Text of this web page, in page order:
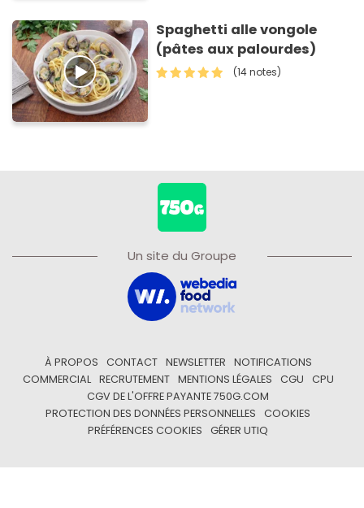
Spaghetti alle vongole
(pâtes aux palourdes)
(14 notes)
Un site du Groupe
À PROPOS CONTACT NEWSLETTER
NOTIFICATIONS
COMMERCIAL
RECRUTEMENT MENTIONS LÉGALES CGU
CPU
CGV DE L'OFFRE PAYANTE 750G.COM
PROTECTION DES DONNÉES PERSONNELLES
COOKIES
PRÉFÉRENCES COOKIES
GÉRER UTIQ